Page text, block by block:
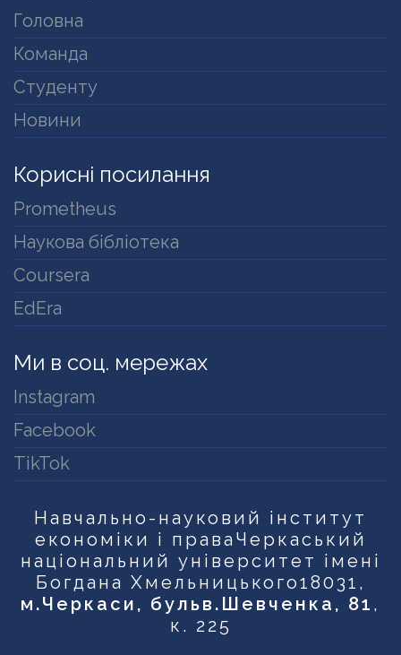
Головна
Команда
Студенту
Новини
Корисні посилання
Prometheus
Наукова бібліотека
Coursera
EdEra
Ми в соц. мережах
Instagram
Facebook
TikTok
Навчально-науковий інститут
економіки і права Черкаський
національний університет імені
Богдана Хмельницького18031,
м.Черкаси, бульв.Шевченка, 81 ,
к. 225